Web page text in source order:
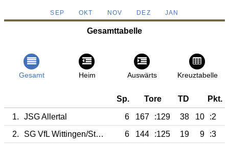
SEP OKT NOV DEZ JAN
Gesamttabelle
Gesamt Heim Auswärts Kreuztabelle
Sp. Tore TD Pkt.
1. JSG Allertal 6 167 :129 38 10
:2
2.
SG VfL Wittingen/Stöcken 6 144 :125 19 9
:3